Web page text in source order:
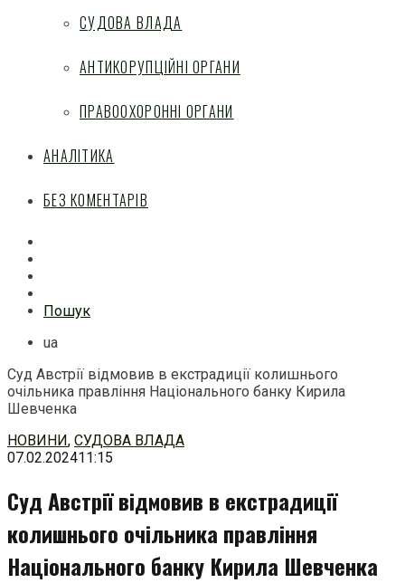
СУДОВА ВЛАДА
АНТИКОРУПЦІЙНІ ОРГАНИ
ПРАВООХОРОННІ ОРГАНИ
АНАЛІТИКА
БЕЗ КОМЕНТАРІВ
Пошук
ua
Суд Австрії відмовив в екстрадиції колишнього
очільника правління Національного банку Кирила
Шевченка
Перейти
до
НОВИНИ, СУДОВА ВЛАДА
07.02.202411:15
Суд Австрії відмовив в екстрадиції
колишнього очільника правління
Національного банку Кирила Шевченка